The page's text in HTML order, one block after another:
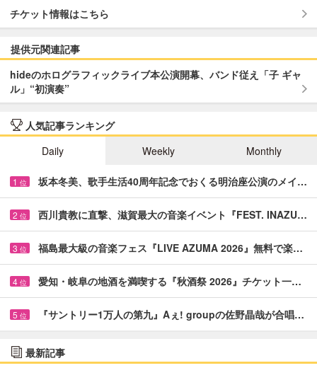
チケット情報はこちら
提供元関連記事
hideのホログラフィックライブ本公演開幕、バンド従え「子 ギャ
ル」“初演奏”
人気記事ランキング
Daily
Weekly Monthly
1 位 坂本冬美、歌手生活40周年記念でおくる明治座公演のメイ…
2 位 西川貴教に直撃、滋賀最大の音楽イベント『FEST. INAZU…
3 位 福島最大級の音楽フェス『LIVE AZUMA 2026』無料で楽…
4 位 愛知・岐阜の地酒を満喫する『秋酒祭 2026』チケット一…
5 位 『サントリー1万人の第九』Aぇ! groupの佐野晶哉が合唱…
最新記事